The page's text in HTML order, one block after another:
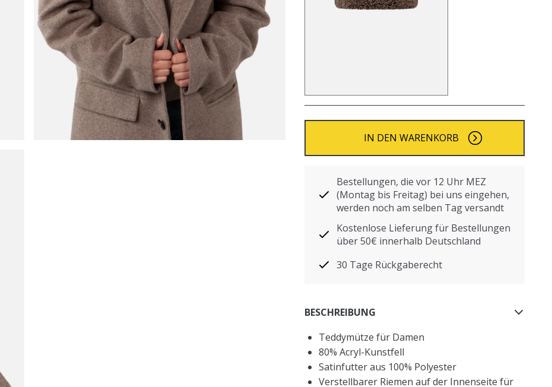
IN DEN WARENKORB
Bestellungen, die vor 12 Uhr MEZ
(Montag bis Freitag) bei uns eingehen,
werden noch am selben Tag versandt
Kostenlose Lieferung für Bestellungen
über 50€ innerhalb Deutschland
30 Tage Rückgaberecht
BESCHREIBUNG
Teddymütze für Damen
80% Acryl-Kunstfell
Satinfutter aus 100% Polyester
Verstellbarer Riemen auf der Innenseite für